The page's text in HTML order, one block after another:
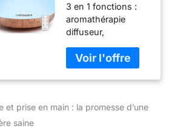
huile
essentielle
diffuseur
humidificateur
avec 4
réglages de la
minuterie, 7
3 en 1 fonctions :
aromathérapie
diffuseur,
veilleuse. Veuillez
nettoyer au moins
une fois par
Technologie de
et prise en main : la promesse d’une
saine